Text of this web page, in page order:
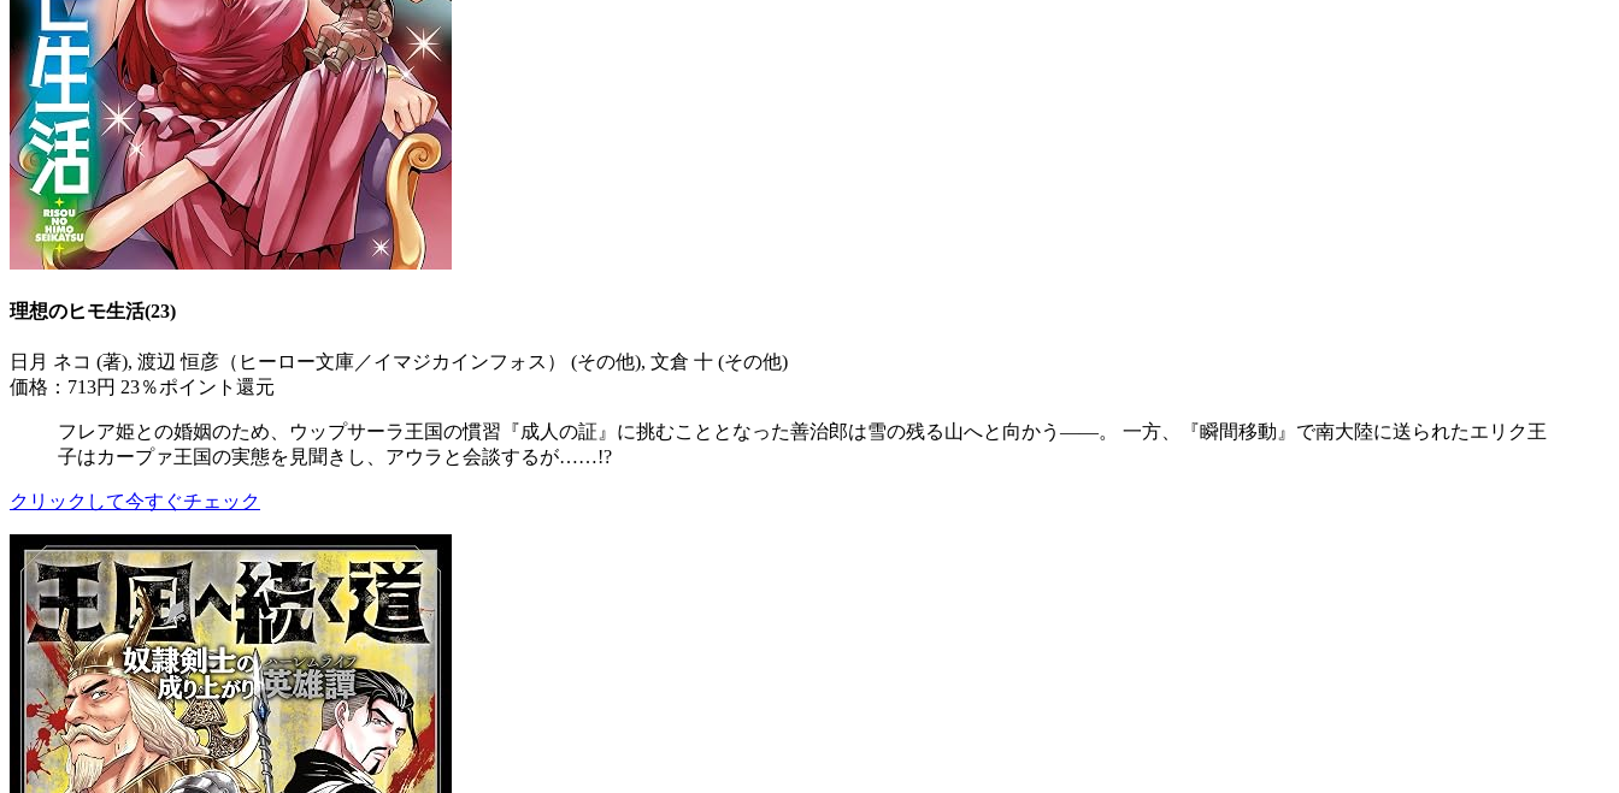
理想のヒモ生活(23)
日月 ネコ (著), 渡辺 恒彦（ヒーロー文庫／イマジカインフォス） (その他), 文倉 十 (その他)
価格：713円 23％ポイント還元
フレア姫との婚姻のため、ウップサーラ王国の慣習『成人の証』に挑むこととなった善治郎は雪の残る山へと向かう――。 一方、『瞬間移動』で南大陸に送られたエリク王
子はカープァ王国の実態を見聞きし、アウラと会談するが……!?
クリックして今すぐチェック